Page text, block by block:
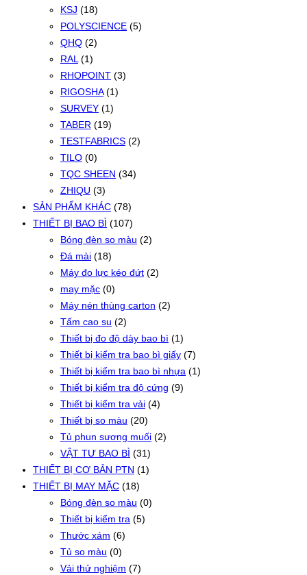
KSJ (18)
POLYSCIENCE (5)
QHQ (2)
RAL (1)
RHOPOINT (3)
RIGOSHA (1)
SURVEY (1)
TABER (19)
TESTFABRICS (2)
TILO (0)
TQC SHEEN (34)
ZHIQU (3)
SẢN PHẨM KHÁC (78)
THIẾT BỊ BAO BÌ (107)
Bóng đèn so màu (2)
Đá mài (18)
Máy đo lực kéo đứt (2)
may mặc (0)
Máy nén thùng carton (2)
Tấm cao su (2)
Thiết bị đo độ dày bao bì (1)
Thiết bị kiểm tra bao bì giấy (7)
Thiết bị kiểm tra bao bì nhựa (1)
Thiết bị kiểm tra độ cứng (9)
Thiết bị kiểm tra vải (4)
Thiết bị so màu (20)
Tủ phun sương muối (2)
VẬT TƯ BAO BÌ (31)
THIẾT BỊ CƠ BẢN PTN (1)
THIẾT BỊ MAY MẶC (18)
Bóng đèn so màu (0)
Thiết bị kiểm tra (5)
Thước xám (6)
Tủ so màu (0)
Vải thử nghiệm (7)